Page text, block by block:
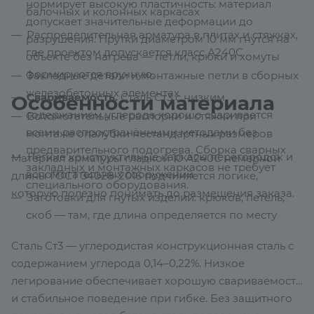
нормирует высокую пластичность: материал
допускает значительные деформации до
разрушения. Прутки диаметром 10 мм гнутся на
объекте без нагрева — петли, крюки и хомуты
формируются вручную.
Свариваемость.Сталь Ст3 с низким
содержанием углерода хорошо сваривается
всеми распространёнными методами без
предварительного подогрева. Сборка сварных
закладных и монтажных каркасов не требует
специального оборудования.
балочных и колонных каркасах
Распределительная арматура в плитах и стяжках,
где проектом допускается класс А240С
Закладные детали и монтажные петли в сборных
железобетонных элементах
Вспомогательные распорки и стяжки при
монтаже опалубки нестандартных размеров
Лёгкие конструктивные каркасы перегородок и
вспомогательных сооружений
Заготовки для гнутых изделий: крюков, петель,
скоб — там, где длина определяется по месту
Особенности материала
Материал арматуры гладкой 10 А240С немерной
длины ГОСТ 34028-2016 подчиняется логике,
которую полезно понимать до размещения заказа.
Сталь Ст3 — углеродистая конструкционная сталь с
содержанием углерода 0,14–0,22%. Низкое
легирование обеспечивает хорошую свариваемость
и стабильное поведение при гибке. Без защитного